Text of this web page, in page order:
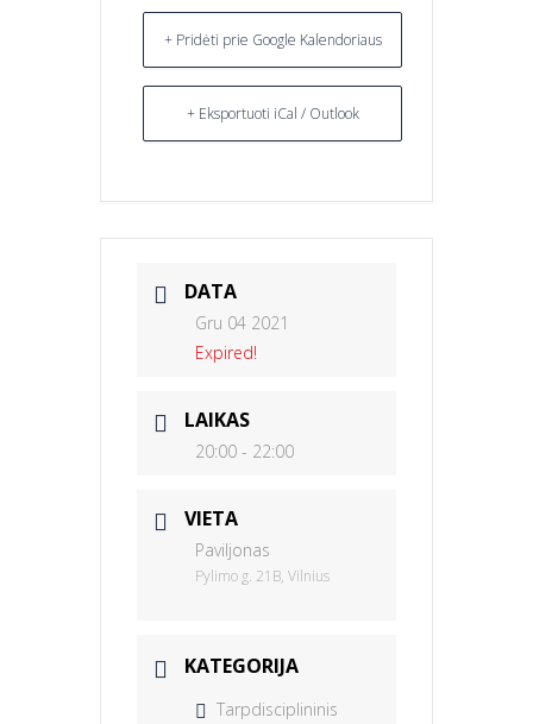
+ Pridėti prie Google Kalendoriaus
+ Eksportuoti iCal / Outlook
DATA
Gru 04 2021
Expired!
LAIKAS
20:00 - 22:00
VIETA
Paviljonas
Pylimo g. 21B, Vilnius
KATEGORIJA
Tarpdisciplininis